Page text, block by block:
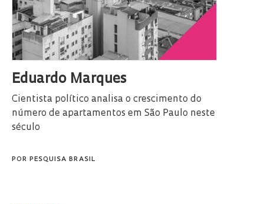
Eduardo Marques
Cientista político analisa o crescimento do
número de apartamentos em São Paulo neste
século
POR PESQUISA BRASIL